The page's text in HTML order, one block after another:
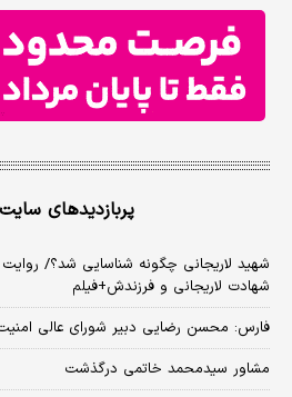
پربازدیدهای
شهید لاریجانی چگونه شناسایی شد؟/ روایت
شهادت لاریجانی و فرزندش+فیلم
فارس: محسن رضایی دبیر شورای عالی
مشاور سیدمحمد خاتمی درگذشت